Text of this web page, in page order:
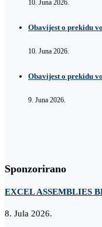
10. Juna 2026.
Obavijest o prekidu
10. Juna 2026.
Obavijest o prekidu
9. Juna 2026.
Sponzorirano
EXCEL ASSEMBLIES
8. Jula 2026.